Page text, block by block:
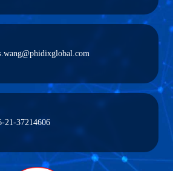
21-37214606